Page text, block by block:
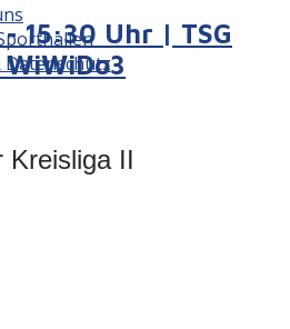
15:30 Uhr | TSG
Kreisliga II